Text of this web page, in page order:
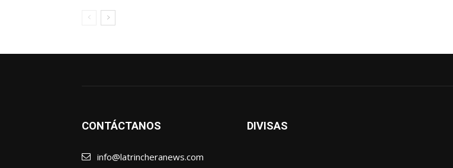
CONTÁCTANOS
info@latrincheranews.com
DIVISAS